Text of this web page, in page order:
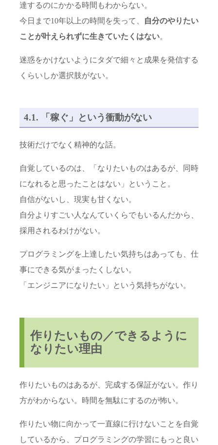
達するのにかかる時間もわからない。
今日まで10年以上の時間を失って、
自分のやりたい
ことが叶えられずに生きていたくはない。
迷惑をかけないようにタダで細々と成果を発信する
くらいしか選択肢がない。
4.1. 「稼ぐ」という衝動がない
技術だけでなく精神的な話。
自覚しているのは、「なりたいものはあるが、同時
になれると思ったことはない」ということ。
自信がないし、現実も甘くない。
自分よりすごい人なんていくらでもいるんだから、
採用されるわけがない。
プログラミングを上達したい気持ちはあっても、仕
事にできる気がまったくしない。
「エンジニアになりたい」という気持ちがない。
作りたいもの／できるように
なりたい理由
作りたいものはあるが、完成する保証がない。作り
方がわからない。時間を無駄にするのが怖い。
作りたい物に向かって一直線に行けないことを自覚
しているから、プログラミングの学習にもっと良い